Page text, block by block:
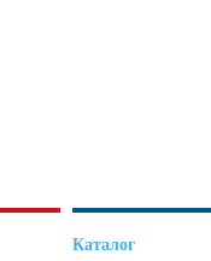
Каталог